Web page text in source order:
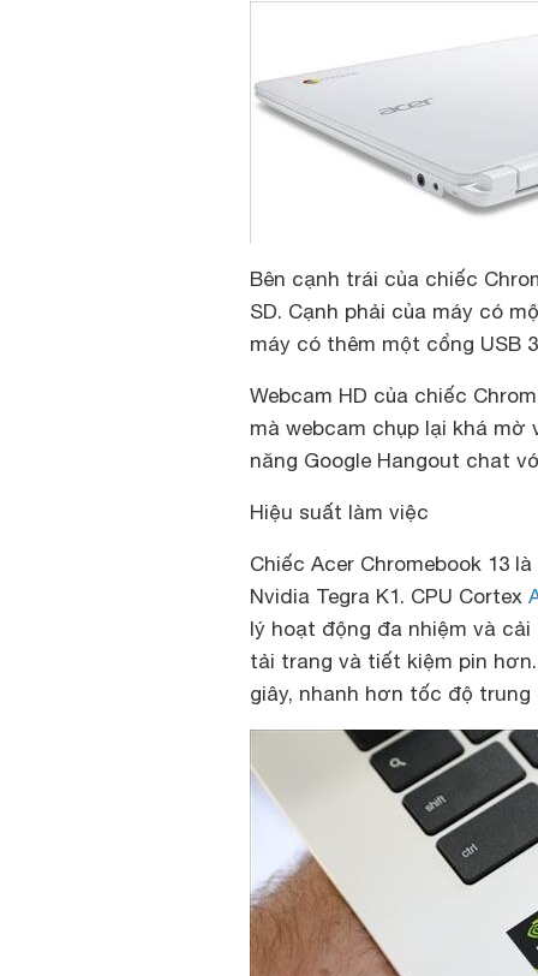
Bên cạnh trái của chiếc
SD. Cạnh phải của máy có
máy có thêm một cổng USB
Webcam HD của chiếc
mà webcam chụp lại khá mờ
năng Google Hangout chat
Hiệu suất làm việc
Chiếc Acer Chromebook 13
Nvidia Tegra K1. CPU Cortex
lý hoạt động đa nhiệm và
tải trang và tiết kiệm pin
giây, nhanh hơn tốc độ trung